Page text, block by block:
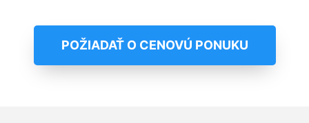
POŽIADAŤ O CENOVÚ PONUKU